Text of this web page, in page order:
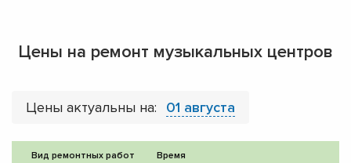
Цены на ремонт музыкальных центров
Цены актуальны на: 01 августа
Вид ремонтных работ Время